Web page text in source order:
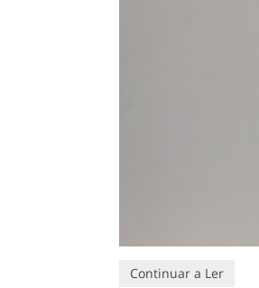
Continuar a Ler